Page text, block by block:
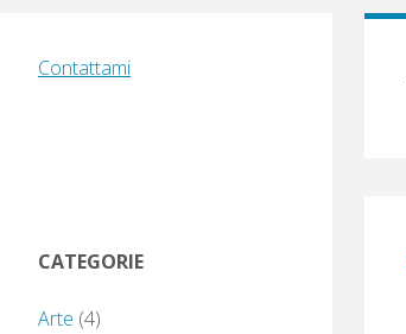
Contattami
CATEGORIE
Arte (4)